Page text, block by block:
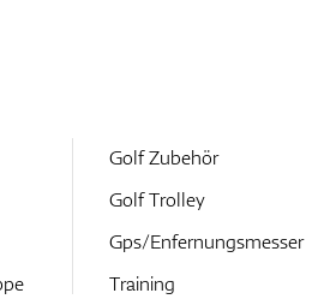
Golf Zubehör
Golf Trolley
Gps/Enfernungsmesser
Training